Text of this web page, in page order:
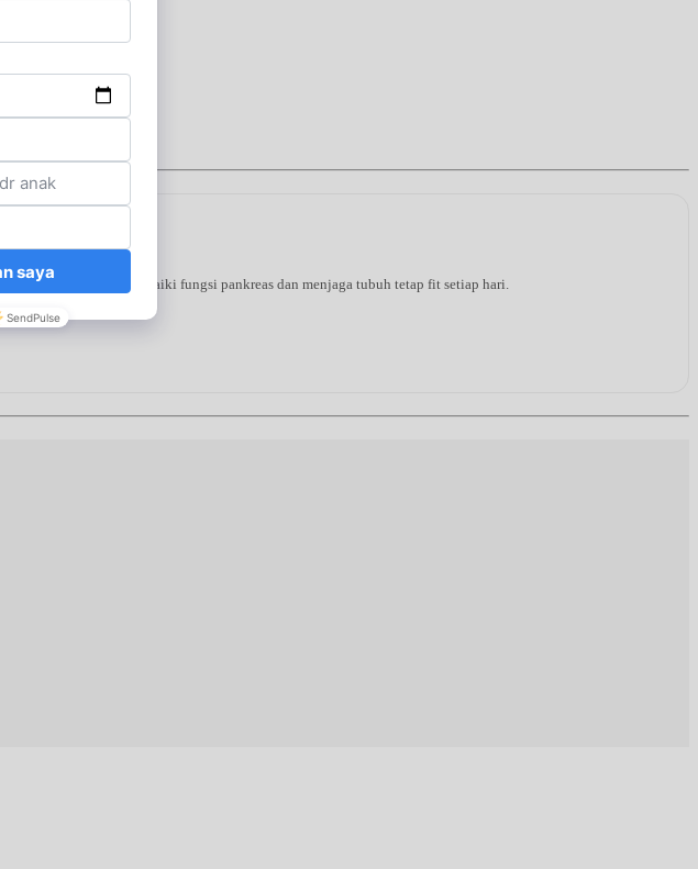
membantu memperbaiki fungsi pankreas dan menjaga tubuh tetap fit setiap hari.